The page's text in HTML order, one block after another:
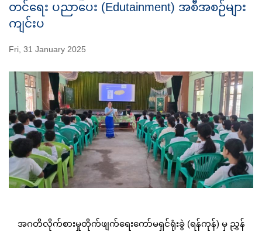
တင်ရေး ပညာပေး (Edutainment) အစီအစဉ်များ
ကျင်းပ
Fri, 31 January 2025
အဂတိလိုက်စားမှုတိုက်ဖျက်ရေးကော်မရှင်ရုံးခွဲ (ရန်ကုန်) မှ ညွှန်